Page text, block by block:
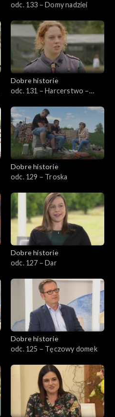
odc. 133 – Domy nadziei
Dobre historie
odc. 131 – Harcerstwo –
młodego człowieka
Dobre historie
odc. 129 – Troska
Dobre historie
odc. 127 – Dar
Dobre historie
odc. 125 – Tęczowy domek